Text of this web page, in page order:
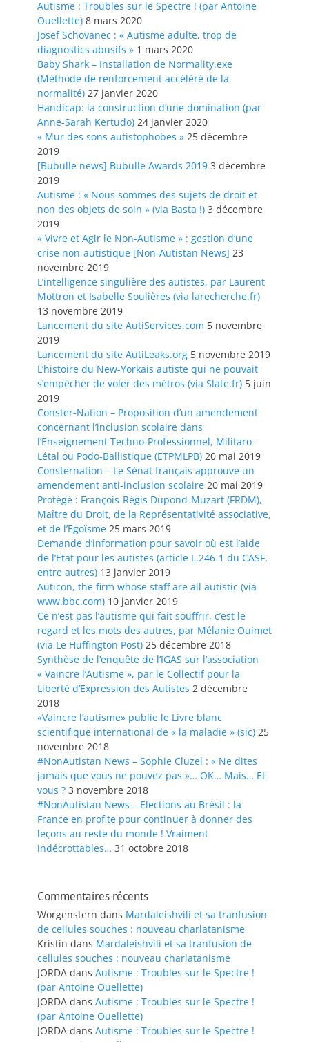
Autisme : Troubles sur le Spectre ! (par Antoine
Ouellette) 8 mars 2020
Josef Schovanec : « Autisme adulte, trop de
diagnostics abusifs » 1 mars 2020
Baby Shark – Installation de Normality.exe
(Méthode de renforcement accéléré de la
normalité) 27 janvier 2020
Handicap: la construction d’une domination (par
Anne-Sarah Kertudo) 24 janvier 2020
« Mur des sons autistophobes » 25 décembre
2019
[Bubulle news] Bubulle Awards 2019 3 décembre
2019
Autisme : « Nous sommes des sujets de droit et
non des objets de soin » (via Basta !) 3 décembre
2019
« Vivre et Agir le Non-Autisme » : gestion d’une
crise non-autistique [Non-Autistan News] 23
novembre 2019
L’intelligence singulière des autistes, par Laurent
Mottron et Isabelle Soulières (via larecherche.fr)
13 novembre 2019
Lancement du site AutiServices.com 5 novembre
2019
Lancement du site AutiLeaks.org 5 novembre 2019
L’histoire du New-Yorkais autiste qui ne pouvait
s’empêcher de voler des métros (via Slate.fr) 5 juin
2019
Conster-Nation – Proposition d’un amendement
concernant l’inclusion scolaire dans
l’Enseignement Techno-Professionnel, Militaro-
Létal ou Podo-Ballistique (ETPMLPB) 20 mai 2019
Consternation – Le Sénat français approuve un
amendement anti-inclusion scolaire 20 mai 2019
Protégé : François-Régis Dupond-Muzart (FRDM),
Maître du Droit, de la Représentativité associative,
et de l’Egoïsme 25 mars 2019
Demande d’information pour savoir où est l’aide
de l’Etat pour les autistes (article L.246-1 du CASF,
entre autres) 13 janvier 2019
Auticon, the firm whose staff are all autistic (via
www.bbc.com) 10 janvier 2019
Ce n’est pas l’autisme qui fait souffrir, c’est le
regard et les mots des autres, par Mélanie Ouimet
(via Le Huffington Post) 25 décembre 2018
Synthèse de l’enquête de l’IGAS sur l’association
« Vaincre l’Autisme », par le Collectif pour la
Liberté d’Expression des Autistes 2 décembre
2018
«Vaincre l’autisme» publie le Livre blanc
scientifique international de « la maladie » (sic) 25
novembre 2018
#NonAutistan News – Sophie Cluzel : « Ne dites
jamais que vous ne pouvez pas »… OK… Mais… Et
vous ? 3 novembre 2018
#NonAutistan News – Elections au Brésil : la
France en profite pour continuer à donner des
leçons au reste du monde ! Vraiment
indécrottables… 31 octobre 2018
Commentaires récents
Worgenstern dans Mardaleishvili et sa tranfusion
de cellules souches : nouveau charlatanisme
Kristin dans Mardaleishvili et sa tranfusion de
cellules souches : nouveau charlatanisme
JORDA dans Autisme : Troubles sur le Spectre !
(par Antoine Ouellette)
JORDA dans Autisme : Troubles sur le Spectre !
(par Antoine Ouellette)
JORDA dans Autisme : Troubles sur le Spectre !